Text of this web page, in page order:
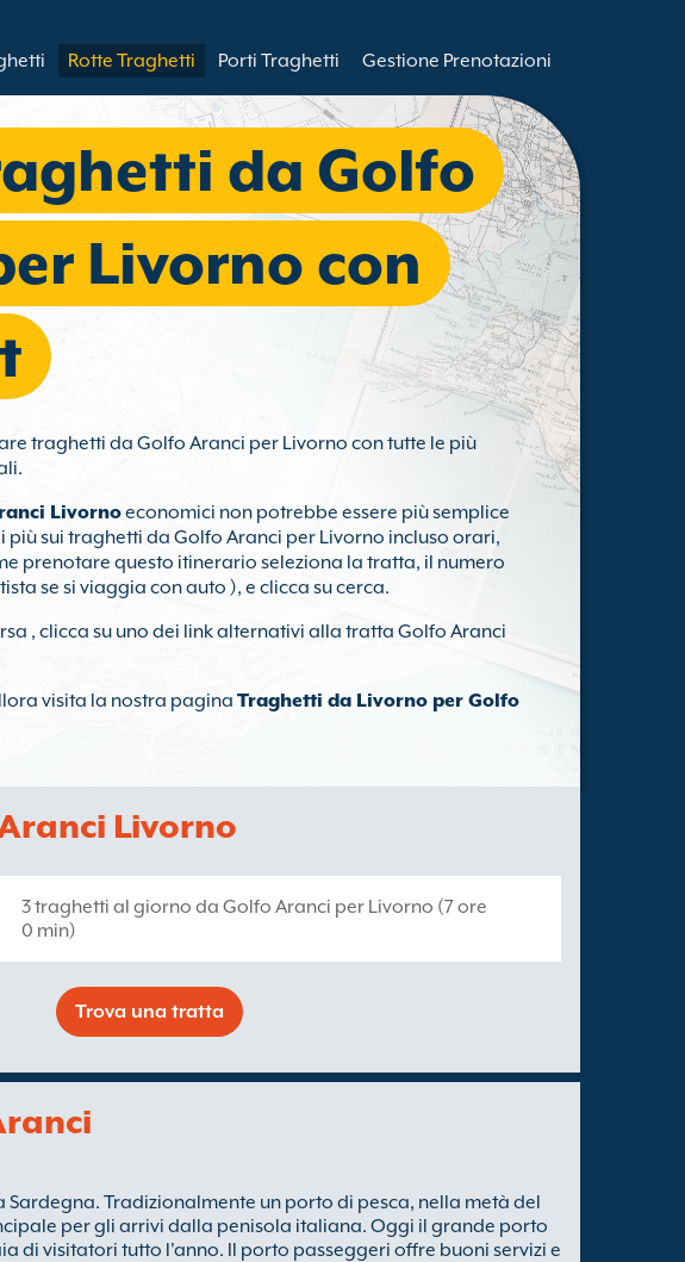
Rotte Traghetti Porti Traghetti Gestione Prenotazioni
da Golfo
Livorno con
traghetti da Golfo Aranci per Livorno con tutte le più
Livornoeconomici non potrebbe essere più semplice
più sui traghetti da Golfo Aranci per Livorno incluso orari,
prenotare questo itinerario seleziona la tratta, il numero
se si viaggia con auto ), e clicca su cerca.
, clicca su uno dei link alternativi alla tratta Golfo Aranci
visita la nostra pagina Traghetti da Livorno per Golfo
Livorno
3 traghetti al giorno da Golfo Aranci per Livorno (7 ore
0 min)
Trova una tratta
Sardegna. Tradizionalmente un porto di pesca, nella metà del
per gli arrivi dalla penisola italiana. Oggi il grande porto
di visitatori tutto l'anno. Il porto passeggeri offre buoni servizi e